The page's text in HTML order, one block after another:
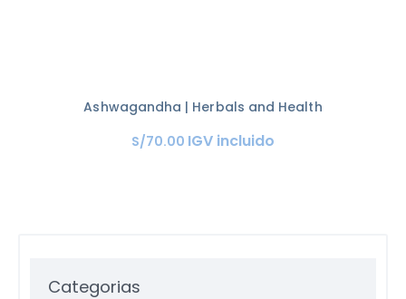
Ashwagandha | Herbals and Health
S/70.00 IGV incluido
Categorias